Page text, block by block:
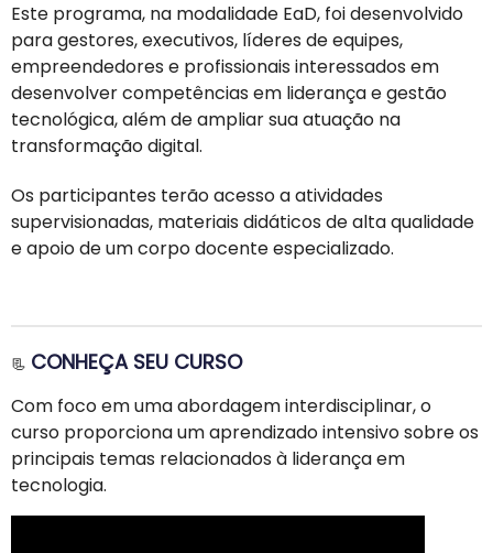
Este programa, na modalidade EaD, foi desenvolvido
para gestores, executivos, líderes de equipes,
empreendedores e profissionais interessados em
desenvolver competências em liderança e gestão
tecnológica, além de ampliar sua atuação na
transformação digital.
Os participantes terão acesso a atividades
supervisionadas, materiais didáticos de alta qualidade
e apoio de um corpo docente especializado.
📃 CONHEÇA SEU CURSO
Com foco em uma abordagem interdisciplinar, o
curso proporciona um aprendizado intensivo sobre os
principais temas relacionados à liderança em
tecnologia.